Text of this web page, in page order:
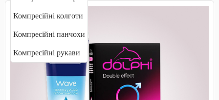
Компресійні колготи
Компресійні панчохи
Компресійні рукави